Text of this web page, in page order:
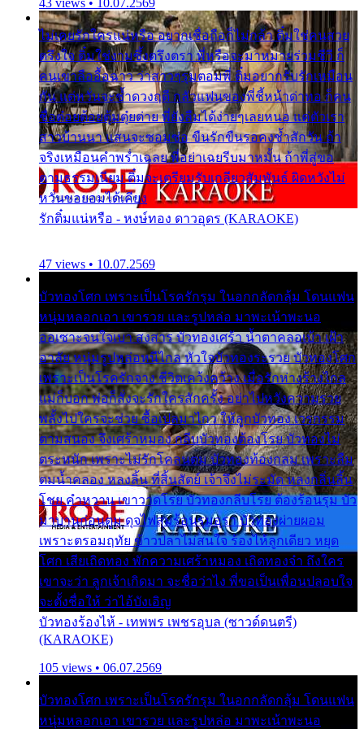
ไม่เคยรักใครแน่หรือ อยากเชื่อถือก็ไม่กล้า ติ๋มใช่คนสวย
ตรึงใจ ติ๋มใช่งามซึ้งตรึงตรา พี่หรือจะมาหมายร่วมชีวี ก็
คนเขาลืออื้อฉาว ว่าสาวๆรุมตอมพี่ ติ๋มอยากรับรักเหมือน
กัน แต่หวั่นจะช้ำดวงฤดี กลัวแฟนของพี่ชี้หน้าด่าทอ ก็คน
ชื่อต๋อยต้อยตุ้มตุ๋ยต่าย พี่ยังลืมได้ง่ายๆเลยหนอ แค่ตัวเรา
สาวบ้านนา แสนจะซอมซ่อ ขืนรักขืนรอคงช้ำสักวัน ถ้า
จริงเหมือนคำพร่ำเฉลย พี่อย่าเฉยรีบมาหมั้น ถ้าพี่สู่ขอ
ตามธรรมเนียม ติ๋มจะเตรียมรับเกลียวสัมพันธ์ ผิดหวังไม่
หวั่นขอยอมได้เคียง
รักติ๋มแน่หรือ - หงษ์ทอง ดาวอุดร (KARAOKE)
47 views • 10.07.2569
บัวทองโศก เพราะเป็นโรครักรุม ในอกกลัดกลุ้ม โดนแฟน
หนุ่มหลอกเอา เขารวย และรูปหล่อ มาพะเน้าพะนอ
ออเซาะจนใจเบา สงสาร บัวทองเศร้า น้ำตาคลอเบ้า เฝ้า
อาลัย หนุ่มรูปหล่อหนีไกล หัวใจบัวทองระรวย บัวทองโศก
เพราะเป็นโรครักจาง ชีวิตเคว้งคว้าง เมื่อรักห่างร้างไกล
แม่ก็บอก พ่อก็สั่งจะรักใครสักครั้ง อย่าไปหวังความรวย
พลั้งไปใครจะช่วย ซื้อเปลมาไกว ให้ลูกบัวทอง เวรกรรม
ตามสนอง จึงเศร้าหมอง กลีบบัวทองต้องโรย บัวทองไม่
ตระหนัก เพราะไม่รักโคลนตม บัวทองท้องกลม เพราะลืม
ตมน้ำคลอง หลงลิ้น ที่สิ้นสัตย์ เจ้าจึงไม่ระมัด หลงกลิ่นลิ้น
โชย คำหวาน เขาวาดโรย บัวทองกลีบโรย ต้องร้อนรุม บัว
มาบานก่อนตูม ดุจไฟสุมร้อนรุมอุรา บัวทองผ่ายผอม
เพราะตรอมฤทัย ข้าวปลาไม่สนใจ ร้องไห้ลูกเดียว หยุด
โศก เสียเถิดทอง พักความเศร้าหมอง เถิดทองจ๋า ถึงใคร
เขาจะว่า ลูกเจ้าเกิดมา จะชื่อว่าไง พี่ขอเป็นเพื่อนปลอบใจ
จะตั้งชื่อให้ ว่าไอ้บังเอิญ
บัวทองร้องไห้ - เทพพร เพชรอุบล (ซาวด์ดนตรี)
(KARAOKE)
105 views • 06.07.2569
บัวทองโศก เพราะเป็นโรครักรุม ในอกกลัดกลุ้ม โดนแฟน
หนุ่มหลอกเอา เขารวย และรูปหล่อ มาพะเน้าพะนอ